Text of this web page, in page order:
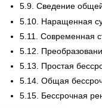
5.9. Сведение
5.10. Наращенная
5.11. Современная
5.12.
5.13. Простая
5.14. Общая
5.15. Бессрочная